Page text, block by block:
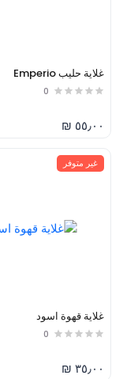
غلاية حليب Emperio
0
٥٥٫٠٠ ₪
غير متوفر
غلاية قهوة اسود
0
٣٥٫٠٠ ₪